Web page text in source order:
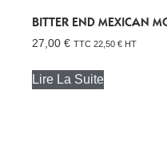
BITTER END MEXICAN
27,00 € TTC 22,50 € HT
Lire La Suite